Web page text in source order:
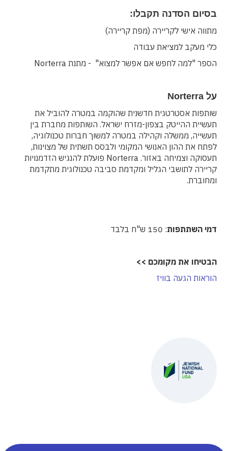
בסיום הסדנה תקבלו:
מתווה אישי לקריירה (מפת קריירה)
כלי מעקב למציאת עבודה
הספר "למה לחפש אם אפשר למצוא" - מתנת Norterra
על Norterra
שותפות אסטרטגית חדשנית שהוקמה במטרה להוביל את
תעשיית ההייטק בצפון-מזרח ישראל. השותפות מחברת בין
תעשייה, ממשלה וקהילה במטרה למשוך חברות טכנולוגיה,
לפתח את ההון האנושי המקומי ולבסס תשתית של מצוינות,
תעסוקה וצמיחה באזור. Norterra פועלת להנגיש הזדמנויות
קריירה לתושבי הגליל ומקדמת סביבה טכנולוגית מתקדמת
ומחוברת.
דמי השתתפות: 150 ש"ח בלבד
הבטיחו את מקומכם >>
הוראות הגעה בוויז